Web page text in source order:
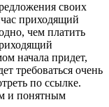
своих
приходящий
чем платить
начала придет,
требоваться очень
по ссылке.
и понятным